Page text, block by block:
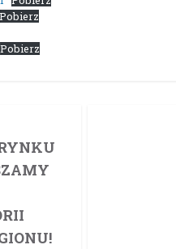
Pobierz
Pobierz